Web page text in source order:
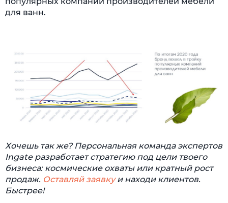
для ванн.
Хочешь так же? Персональная команда экспертов
Ingate разработает стратегию под цели твоего
бизнеса: космические охваты или кратный рост
продаж. Оставляй заявкуи находи клиентов.
Быстрее!